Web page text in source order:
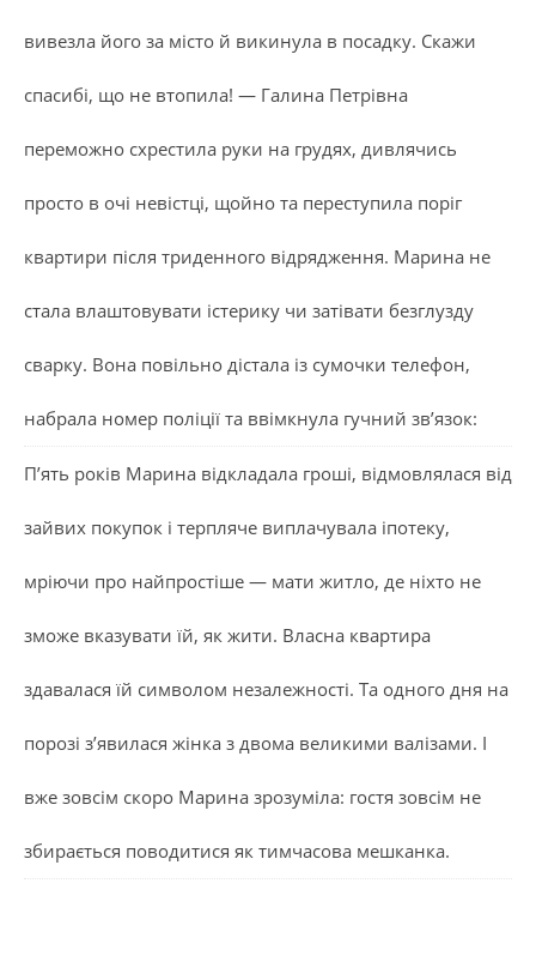
вивезла його за місто й викинула в посадку. Скажи
спасибі, що не втопила! — Галина Петрівна
переможно схрестила руки на грудях, дивлячись
просто в очі невістці, щойно та переступила поріг
квартири після триденного відрядження. Марина не
стала влаштовувати істерику чи затівати безглузду
сварку. Вона повільно дістала із сумочки телефон,
набрала номер поліції та ввімкнула гучний зв’язок:
П’ять років Марина відкладала гроші, відмовлялася від
зайвих покупок і терпляче виплачувала іпотеку,
мріючи про найпростіше — мати житло, де ніхто не
зможе вказувати їй, як жити. Власна квартира
здавалася їй символом незалежності. Та одного дня на
порозі з’явилася жінка з двома великими валізами. І
вже зовсім скоро Марина зрозуміла: гостя зовсім не
збирається поводитися як тимчасова мешканка.